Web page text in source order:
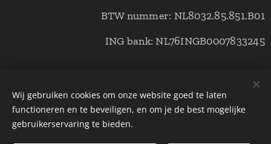
BTW nummer: NL8032.85.851.B01
ING bank: NL76INGB0007833245
© Copyright klimaatwebshop 2021 alle rechten voorbehouden.
Cookies
Wij gebruiken cookies om onze website goed te laten
functioneren en te beveiligen, en om je de best mogelijke
gebruikerservaring te bieden.